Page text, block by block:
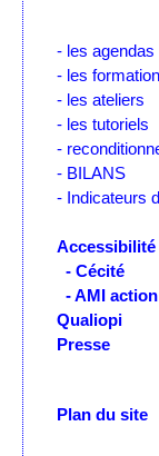
- les agendas
- les
- les ateliers
- les tutoriels
-
- BILANS
- Indicateurs
Accessibilité
- Cécité
- AMI
Qualiopi
Presse
Plan du site